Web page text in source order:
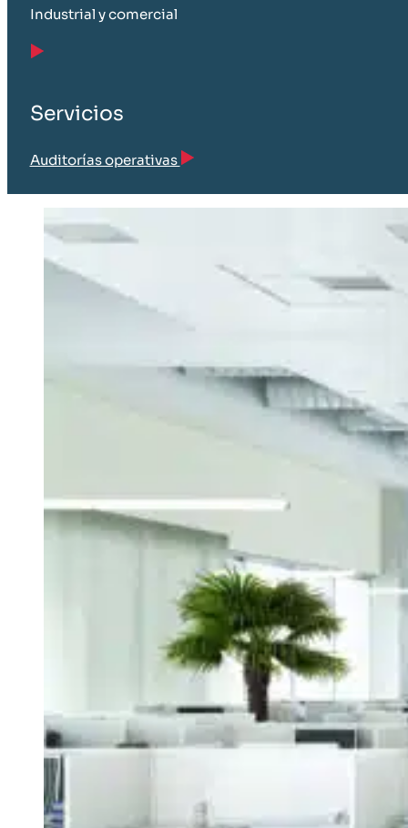
Industrial y comercial
Servicios
Auditorías operativas